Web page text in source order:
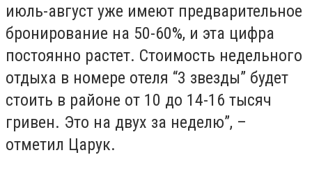
июль-август уже имеют предварительное
бронирование на 50-60%, и эта цифра
постоянно растет. Стоимость недельного
отдыха в номере отеля “3 звезды” будет
стоить в районе от 10 до 14-16 тысяч
гривен. Это на двух за неделю”, –
отметил Царук.